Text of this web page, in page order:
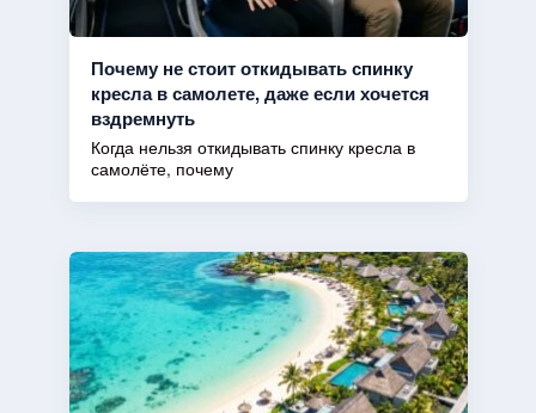
Почему не стоит откидывать спинку
кресла в самолете, даже если хочется
вздремнуть
Когда нельзя откидывать спинку кресла в
самолёте, почему